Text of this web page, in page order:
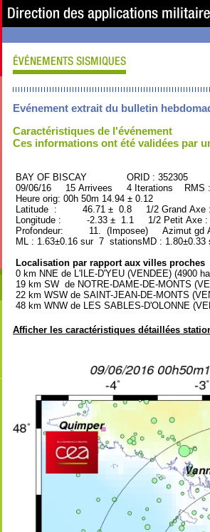
Evénement extrait du bulletin
Caractéristiques de l'événement
Ces informations ont été validées par
BAY OF BISCAY ORID : 352305
09/06/16 15 Arrivees 4 Iterations RMS
Heure orig: 00h 50m 14.94 ± 0.12
Latitude : 46.71 ± 0.8 1/2 Grand
Longitude : -2.33 ± 1.1 1/2 Petit Axe
Profondeur: 11. (Imposee) Azimut gd
ML : 1.63±0.16 sur 7 stationsMD :
Localisation par rapport aux villes proches
0 km NNE de L'ILE-D'YEU (VENDEE) (4900
19 km SW de NOTRE-DAME-DE-MONTS
22 km WSW de SAINT-JEAN-DE-MONTS
48 km WNW de LES SABLES-D'OLONNE
Afficher les caractéristiques détaillées